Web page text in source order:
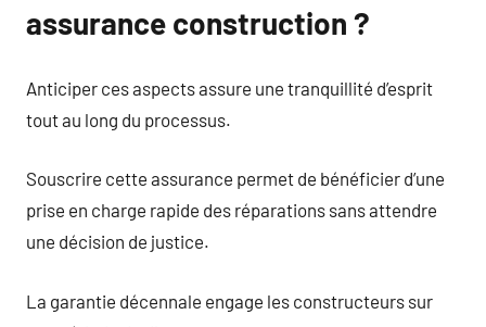
assurance construction ?
Anticiper ces aspects assure une tranquillité d’esprit
tout au long du processus.
Souscrire cette assurance permet de bénéficier d’une
prise en charge rapide des réparations sans attendre
une décision de justice.
La garantie décennale engage les constructeurs sur